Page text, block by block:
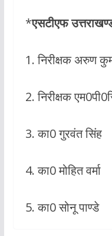
*एसटीएफ
1. निरीक्षक अरुण
2. निरीक्षक
3. का0 गुरवंत सिंह
4. का0 मोहित वर्मा
5. का0 सोनू पाण्डे